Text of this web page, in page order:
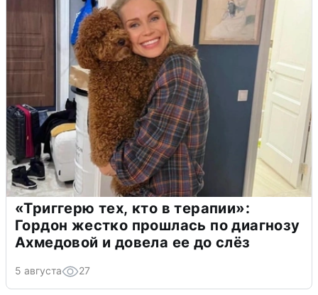
«Триггерю тех, кто в терапии»:
Гордон жестко прошлась по диагнозу
Ахмедовой и довела ее до слёз
5 августа 27